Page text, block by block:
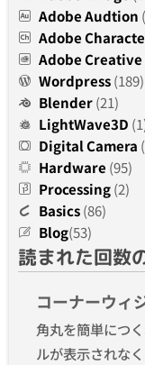
Adobe Audtion
Adobe
Adobe Creative
Wordpress(189)
Blender(21)
LightWave3D
Digital Camera
Hardware (95)
Processing(2)
Basics(86)
Blog(53)
読まれた回数
コーナーウィ
角丸を簡単につ
ルが表示されな